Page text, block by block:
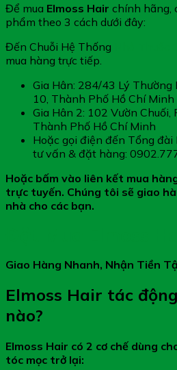
Để mua Elmoss Hair chính hãng,
phẩm theo 3 cách dưới đây:
Đến Chuỗi Hệ Thống
mua hàng trực tiếp.
Gia Hân: 284/43 Lý Thường
10, Thành Phố Hồ Chí Minh
Gia Hân 2: 102 Vườn Chuối,
Thành Phố Hồ Chí Minh
Hoặc gọi điện đến Tổng đài
tư vấn & đặt hàng:
Hoặc bấm vào liên kết mua
trực tuyến. Chúng tôi sẽ giao
nhà cho các bạn.
Giao Hàng Nhanh, Nhận Tiền
Elmoss Hair tác
nào?
Elmoss Hair có 2 cơ chế dùng
tóc mọc trở lại: